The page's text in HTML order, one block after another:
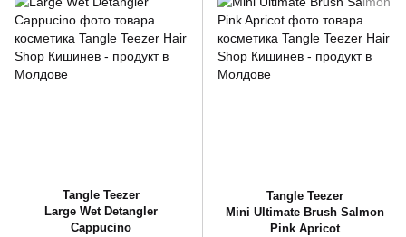
Tangle Teezer
Large Wet Detangler
Cappucino
Tangle Teezer
Mini Ultimate Brush Salmon
Pink Apricot